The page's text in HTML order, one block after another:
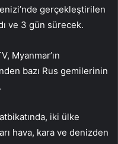
gerçekleştirilen
ve 3 gün sürecek.
Myanmar’ın
bazı Rus gemilerinin
iki ülke
hava, kara ve denizden